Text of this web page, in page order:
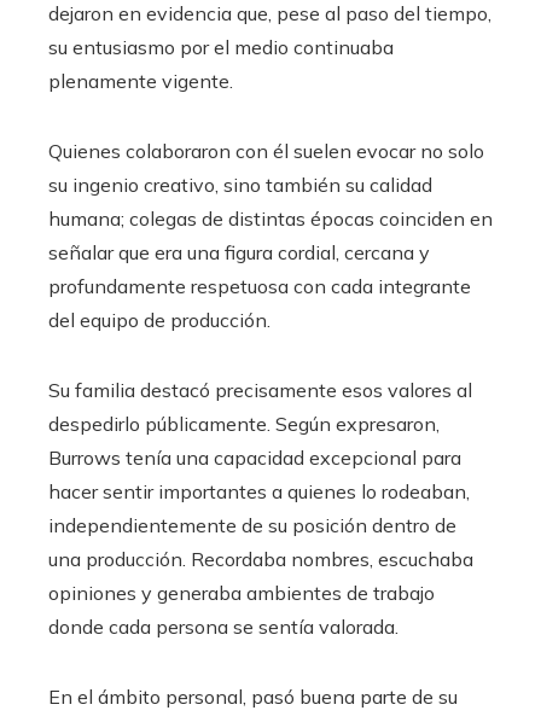
dejaron en evidencia que, pese al paso del tiempo,
su entusiasmo por el medio continuaba
plenamente vigente.
Quienes colaboraron con él suelen evocar no solo
su ingenio creativo, sino también su calidad
humana; colegas de distintas épocas coinciden en
señalar que era una figura cordial, cercana y
profundamente respetuosa con cada integrante
del equipo de producción.
Su familia destacó precisamente esos valores al
despedirlo públicamente. Según expresaron,
Burrows tenía una capacidad excepcional para
hacer sentir importantes a quienes lo rodeaban,
independientemente de su posición dentro de
una producción. Recordaba nombres, escuchaba
opiniones y generaba ambientes de trabajo
donde cada persona se sentía valorada.
En el ámbito personal, pasó buena parte de su